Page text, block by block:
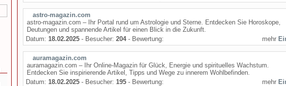
astro-magazin.com
astro-magazin.com – Ihr Portal rund um Astrologie und Sterne. Entdecken Sie Horoskope,
Deutungen und spannende Artikel für einen Blick in die Zukunft.
Datum: 18.02.2025 - Besucher: 204- Bewertung: mehr
auramagazin.com
auramagazin.com – Ihr Online-Magazin für Glück, Energie und spirituelles Wachstum.
Entdecken Sie inspirierende Artikel, Tipps und Wege zu innerem Wohlbefinden.
Datum: 18.02.2025 - Besucher: 195 - Bewertung: mehr